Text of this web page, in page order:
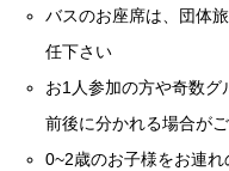
バスのお座席は、団体
任下さい
お1人参加の方や奇数グ
前後に分かれる場合が
0~2歳のお子様をお連